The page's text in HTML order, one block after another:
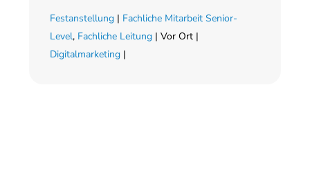
Festanstellung | Fachliche Mitarbeit Senior-
Level, Fachliche Leitung | Vor Ort |
Digitalmarketing |